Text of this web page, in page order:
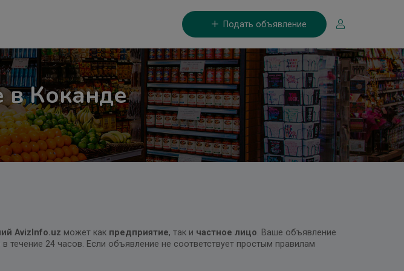
Подать объявление
в Коканде
AvizInfo.uz может как предприятие, так и частное лицо. Ваше объявление
течение 24 часов. Если объявление не соответствует простым правилам